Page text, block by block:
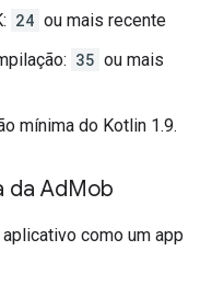
24 ou mais recente
35 ou mais
mínima do Kotlin 1.9.
da AdMob
como um app